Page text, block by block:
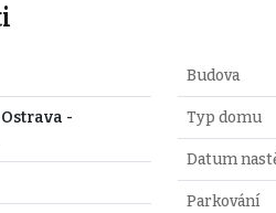
-
Budova
Typ domu
Datum
Parkování